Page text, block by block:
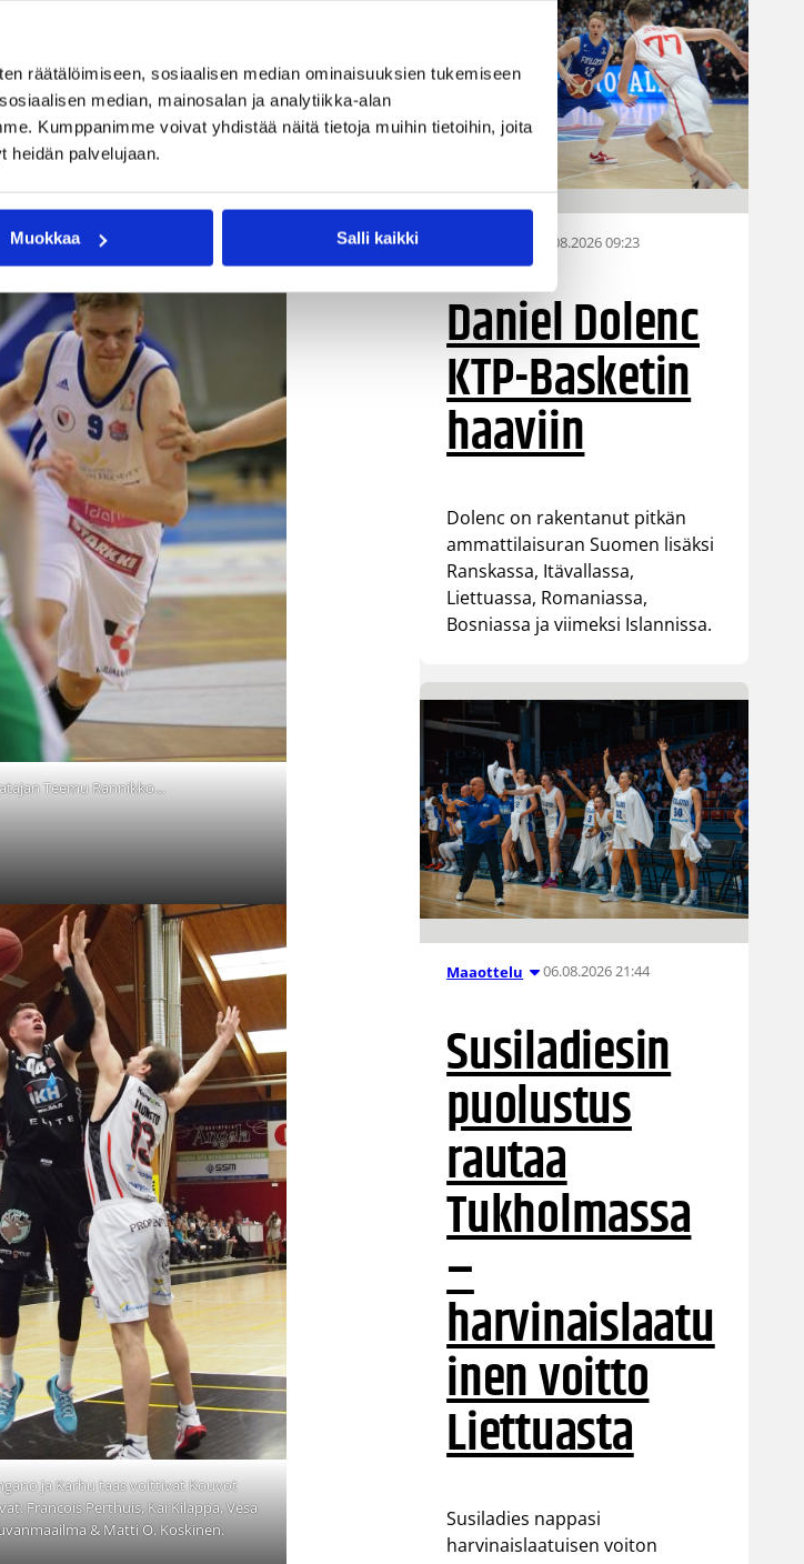
räätälöimiseen, sosiaalisen median ominaisuuksien tukemiseen
median, mainosalan ja analytiikka-alan
Kumppanimme voivat yhdistää näitä tietoja muihin tietoihin, joita
heidän palvelujaan.
Muokkaa Salli kaikki
kolmosta siivittivät Hongan vierasvoittoon KTP-Basketista.
Teemu Rannikko…
ja Karhu taas voittivat Kouvot
Francois Perthuis, Kai Kilappa, Vesa
& Matti O. Koskinen.
07.08.2026 09:23
Daniel Dolenc
KTP-Basketin
haaviin
Dolenc on rakentanut pitkän
ammattilaisuran Suomen lisäksi
Ranskassa, Itävallassa,
Liettuassa, Romaniassa,
Bosniassa ja viimeksi Islannissa.
Maaottelu 06.08.2026 21:44
Susiladiesin
puolustus
rautaa
Tukholmassa
–
harvinaislaatu
inen voitto
Liettuasta
Susiladies nappasi
harvinaislaatuisen voiton